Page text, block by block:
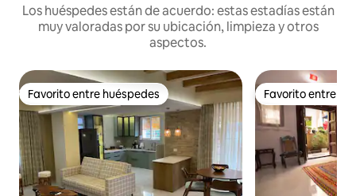
Los huéspedes están de acuerdo: estas estadías están
muy valoradas por su ubicación, limpieza y otros
aspectos.
Favorito entre huéspedes
Favorito entre huéspedes Favorito entre
Favorito entre